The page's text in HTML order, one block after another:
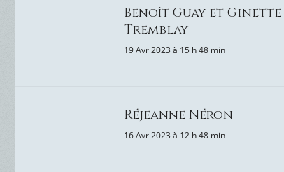
Benoît Guay et Ginette
Tremblay
19 Avr 2023 à 15 h 48 min
Réjeanne Néron
16 Avr 2023 à 12 h 48 min